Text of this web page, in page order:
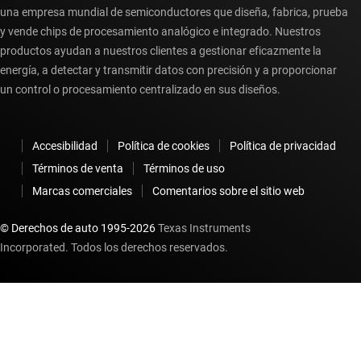
una empresa mundial de semiconductores que diseña, fabrica, prueba
y vende chips de procesamiento analógico e integrado. Nuestros
productos ayudan a nuestros clientes a gestionar eficazmente la
energía, a detectar y transmitir datos con precisión y a proporcionar
un control o procesamiento centralizado en sus diseños.
Accesibilidad Política de cookies
Política de privacidad
Términos de venta
Términos de uso
Marcas comerciales
Comentarios sobre el sitio web
© Derechos de auto 1995-2026Texas Instruments
Incorporated. Todos los derechos reservados.